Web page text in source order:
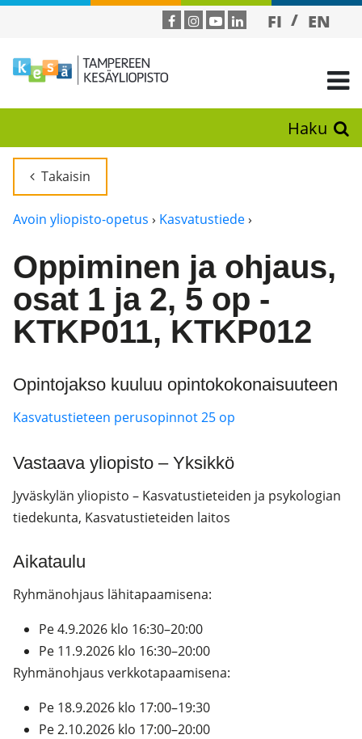
FI EN
Haku
Takaisin
Avoin yliopisto-opetus › Kasvatustiede›
Oppiminen ja ohjaus,
osat 1 ja 2, 5 op -
KTKP011, KTKP012
Opintojakso kuuluu opintokokonaisuuteen
Kasvatustieteen perusopinnot 25 op
Vastaava yliopisto – Yksikkö
Jyväskylän yliopisto – Kasvatustieteiden ja psykologian
tiedekunta, Kasvatustieteiden laitos
Aikataulu
Ryhmänohjaus lähitapaamisena:
Pe 4.9.2026 klo 16:30–20:00
Pe 11.9.2026 klo 16:30–20:00
Ryhmänohjaus verkkotapaamisena:
Pe 18.9.2026 klo 17:00–19:30
Pe 2.10.2026 klo 17:00–20:00